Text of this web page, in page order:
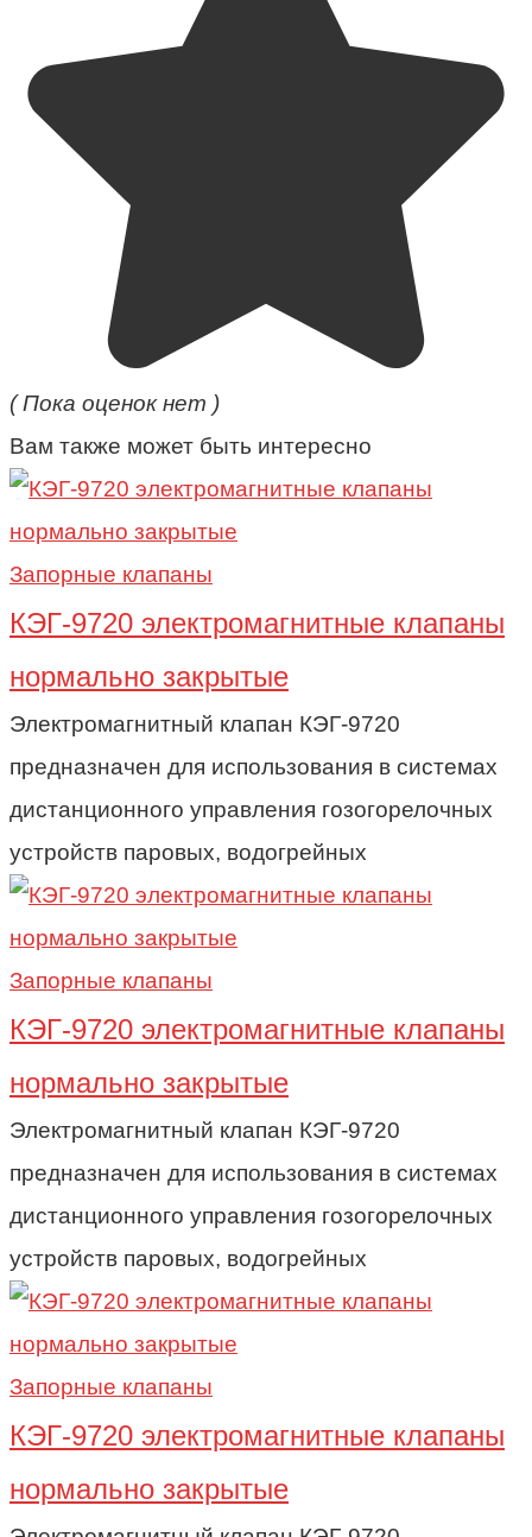
( Пока оценок нет )
Вам также может быть интересно
Запорные клапаны
КЭГ-9720 электромагнитные клапаны
нормально закрытые
Электромагнитный клапан КЭГ-9720
предназначен для использования в системах
дистанционного управления гозогорелочных
устройств паровых, водогрейных
Запорные клапаны
КЭГ-9720 электромагнитные клапаны
нормально закрытые
Электромагнитный клапан КЭГ-9720
предназначен для использования в системах
дистанционного управления гозогорелочных
устройств паровых, водогрейных
Запорные клапаны
КЭГ-9720 электромагнитные клапаны
нормально закрытые